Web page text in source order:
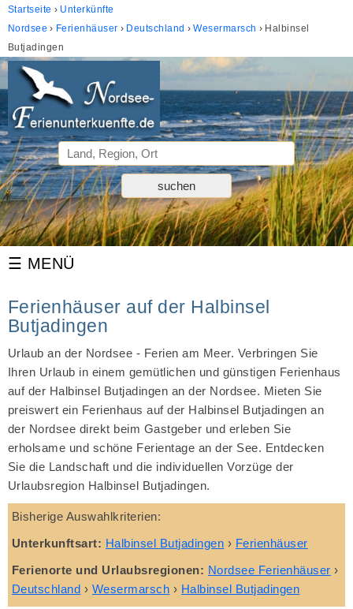
Startseite
Unterkünfte
Nordsee
Ferienhäuser Deutschland Wesermarsch
Halbinsel
Butjadingen
Ferienhäuser auf der Halbinsel
Butjadingen
Urlaub an der Nordsee - Ferien am Meer. Verbringen Sie
Ihren Urlaub in einem gemütlichen und günstigen Ferienhaus
auf der Halbinsel Butjadingen an der Nordsee. Mieten Sie
preiswert ein Ferienhaus auf der Halbinsel Butjadingen an
der Nordsee direkt beim Gastgeber und erleben Sie
erholsame und schöne Ferientage an der See. Entdecken
Sie die Landschaft und die individuellen Vorzüge der
Urlaubsregion Halbinsel Butjadingen.
Bisherige Auswahlkriterien:
Unterkunftsart: Halbinsel Butjadingen › Ferienhäuser
Ferienorte und Urlaubsregionen: Nordsee Ferienhäuser ›
Deutschland › Wesermarsch › Halbinsel Butjadingen